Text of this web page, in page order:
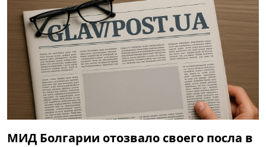
МИД Болгарии отозвало своего посла в